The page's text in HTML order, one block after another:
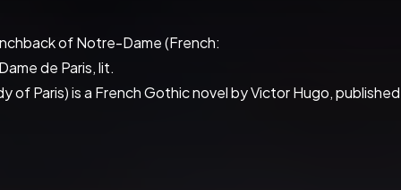
The Hunchback of Notre-Dame (French:
Dame de Paris, lit.
Our Lady of Paris) is a French Gothic novel by Victor Hugo,
Set in medieval Paris, Victor Hugo's powerful historical
the story of the beautiful gypsy Esmeralda,